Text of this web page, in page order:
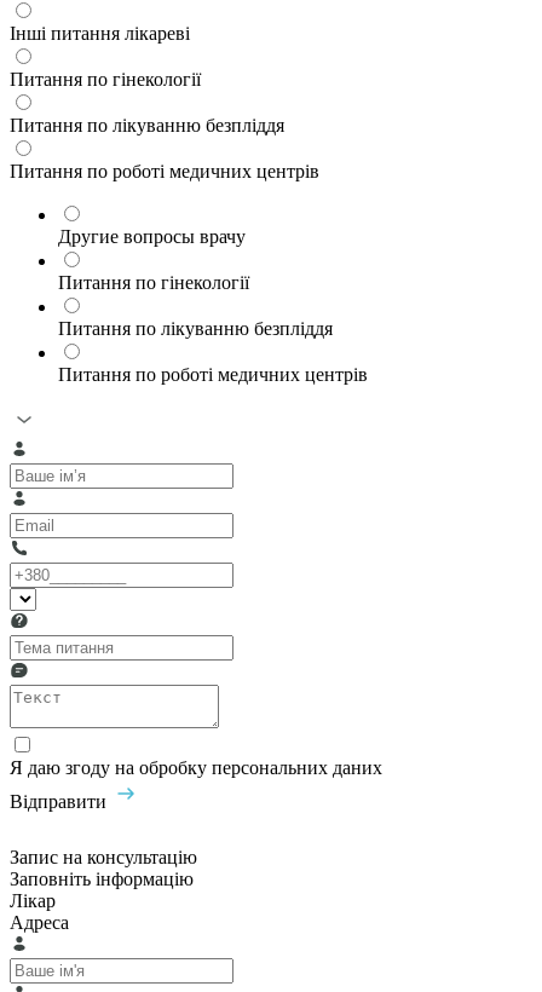
Інші питання лікареві
Питання по гінекології
Питання по лікуванню безпліддя
Питання по роботі медичних центрів
Другие вопросы врачу
Питання по гінекології
Питання по лікуванню безпліддя
Питання по роботі медичних центрів
Я даю згоду на обробку персональних даних
Відправити
Запис на консультацію
Заповніть інформацію
Лікар
Адреса